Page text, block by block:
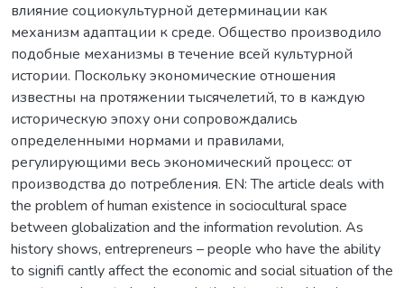
влияние социокультурной детерминации как
механизм адаптации к среде. Общество производило
подобные механизмы в течение всей культурной
истории. Поскольку экономические отношения
известны на протяжении тысячелетий, то в каждую
историческую эпоху они сопровождались
определенными нормами и правилами,
регулирующими весь экономический процесс: от
производства до потребления. EN: The article deals with
the problem of human existence in sociocultural space
between globalization and the information revolution. As
history shows, entrepreneurs – people who have the ability
to signifi cantly affect the economic and social situation of the